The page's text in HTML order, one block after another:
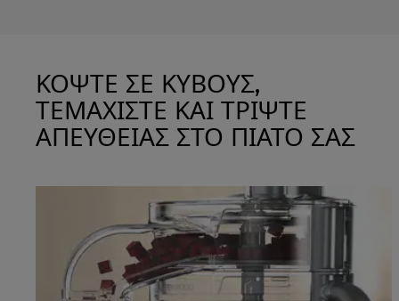
ΚΟΨΤΕ ΣΕ ΚΥΒΟΥΣ,
ΤΕΜΑΧΙΣΤΕ ΚΑΙ ΤΡΙΨΤΕ
ΑΠΕΥΘΕΙΑΣ ΣΤΟ ΠΙΑΤΟ ΣΑΣ